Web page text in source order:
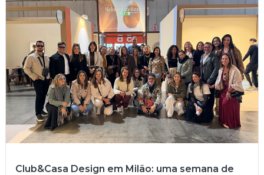
Club&Casa Design em Milão: uma semana de